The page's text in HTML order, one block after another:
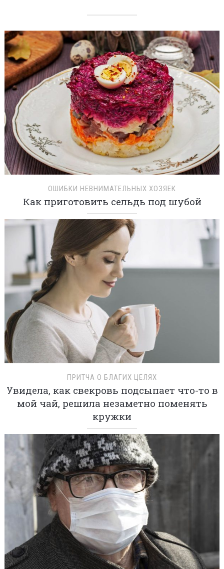
ОШИБКИ НЕВНИМАТЕЛЬНЫХ ХОЗЯЕК
Как приготовить сельдь под шубой
ПРИТЧА О БЛАГИХ ЦЕЛЯХ
Увидела, как свекровь подсыпает что-то в
мой чай, решила незаметно поменять
кружки